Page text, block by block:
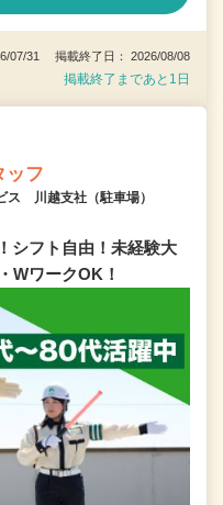
07/31 掲載終了日： 2026/08/08
掲載終了まであと1日
ッフ
ス 川越支社（駐車場）
シフト自由！未経験大
WワークOK！